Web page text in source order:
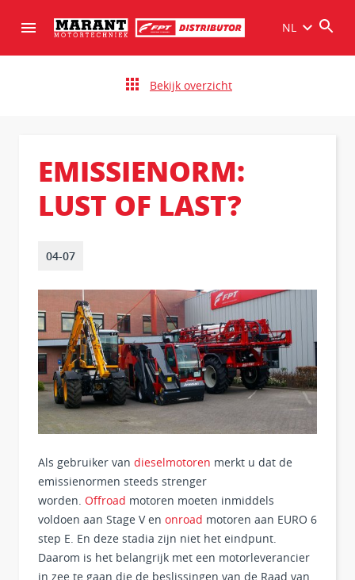
NL
Bekijk overzicht
EMISSIENORM:
LUST OF LAST?
04-07
Als gebruiker van dieselmotoren merkt u dat de
emissienormen steeds strenger
worden. Offroad motoren moeten inmiddels
voldoen aan Stage V en onroad motoren aan EURO 6
step E. En deze stadia zijn niet het eindpunt.
Daarom is het belangrijk met een motorleverancier
in zee te gaan die de beslissingen van de Raad van